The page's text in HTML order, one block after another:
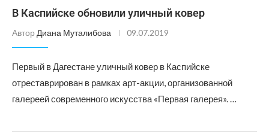
В Каспийске обновили уличный ковер
Автор Диана Муталибова 09.07.2019
Первый в Дагестане уличный ковер в Каспийске
отреставрирован в рамках арт-акции, организованной
галереей современного искусства «Первая галерея». …